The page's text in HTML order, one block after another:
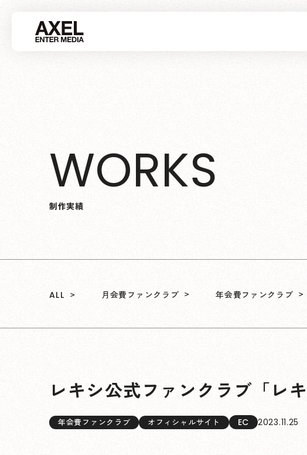
WORKS
制作実績
ALL 月会費ファンクラブ 年会費ファンクラブ
レキシ公式ファンクラブ「レ
年会費ファンクラブ オフィシャルサイト EC 2023.11.25